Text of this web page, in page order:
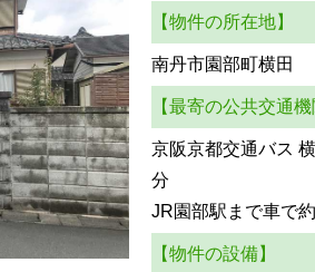
【物件の所在地】
南丹市園部町横田
【最寄の公共交通機
京阪京都交通バス
JR園部駅まで車で
【物件の設備】